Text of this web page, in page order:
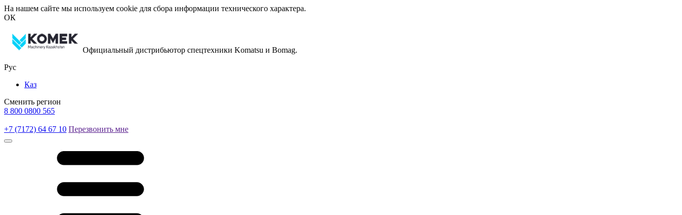
На нашем сайте мы используем cookie для сбора информации технического характера.
ОК
Официальный дистрибьютор спецтехники Komatsu и Bomag.
Рус
Каз
Сменить регион
8 800 0800 565
+7 (7172) 64 67 10 Перезвонить мне